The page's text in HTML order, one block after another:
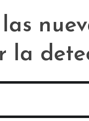
las
la